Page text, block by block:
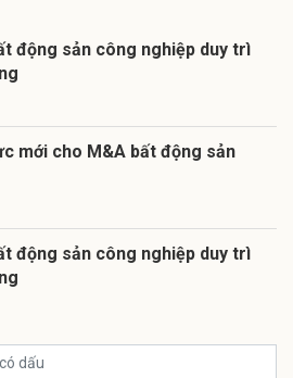
động sản công nghiệp duy trì
mới cho M&A bất động sản
động sản công nghiệp duy trì